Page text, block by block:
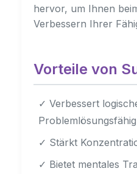
hervor, um Ihnen
Verbessern Ihrer
Vorteile von
✓ Verbessert
✓ Stärkt
✓ Bietet mentales